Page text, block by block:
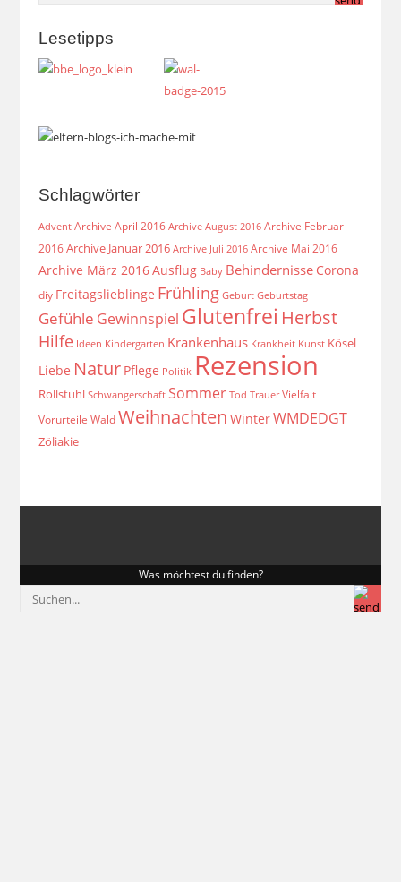
Lesetipps
Schlagwörter
Advent Archive April 2016 Archive August 2016 Archive Februar
2016 Archive Januar 2016 Archive Juli 2016 Archive Mai 2016
Archive März 2016Ausflug Baby Behindernisse Corona
diy Freitagslieblinge Frühling Geburt Geburtstag
Gefühle Gewinnspiel Glutenfrei Herbst
Hilfe Ideen Kindergarten Krankenhaus Krankheit Kunst Kösel
Liebe Natur Pflege Politik Rezension
Rollstuhl Schwangerschaft Sommer Tod Trauer Vielfalt
Vorurteile Wald Weihnachten WinterWMDEDGT
Zöliakie
Was möchtest du finden?